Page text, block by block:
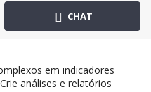
CHAT
em indicadores
análises e relatórios